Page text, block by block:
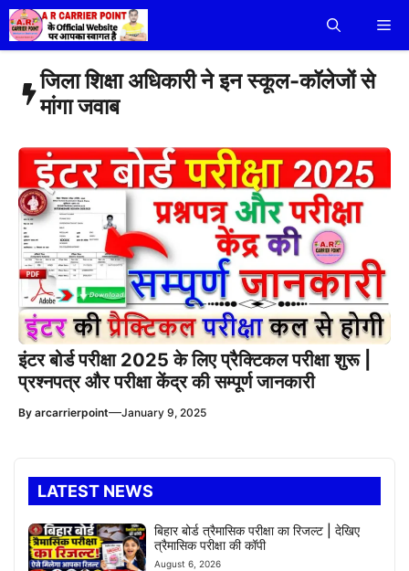
Skip
to
content
जिला शिक्षा अधिकारी ने इन स्कूल-कॉलेजों से
मांगा जवाब
इंटर बोर्ड परीक्षा 2025 के लिए प्रैक्टिकल परीक्षा शुरू |
प्रश्नपत्र और परीक्षा केंद्र की सम्पूर्ण जानकारी
By arcarrierpoint—January 9, 2025
LATEST NEWS
बिहार बोर्ड त्रैमासिक परीक्षा का रिजल्ट | देखिए
त्रैमासिक परीक्षा की कॉपी
August 6, 2026